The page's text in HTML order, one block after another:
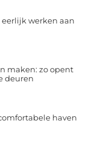
werken aan
maken: zo opent
deuren
haven